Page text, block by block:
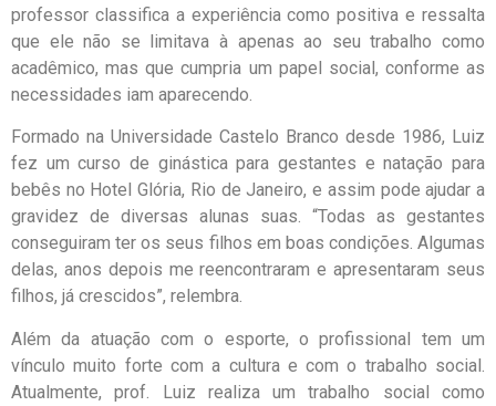
professor classifica a experiência como positiva e ressalta
que ele não se limitava à apenas ao seu trabalho como
acadêmico, mas que cumpria um papel social, conforme as
necessidades iam aparecendo.
Formado na Universidade Castelo Branco desde 1986, Luiz
fez um curso de ginástica para gestantes e natação para
bebês no Hotel Glória, Rio de Janeiro, e assim pode ajudar a
gravidez de diversas alunas suas. “Todas as gestantes
conseguiram ter os seus filhos em boas condições. Algumas
delas, anos depois me reencontraram e apresentaram seus
filhos, já crescidos”, relembra.
Além da atuação com o esporte, o profissional tem um
vínculo muito forte com a cultura e com o trabalho social.
Atualmente, prof. Luiz realiza um trabalho social como